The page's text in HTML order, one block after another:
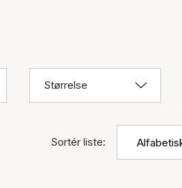
Størrelse
Sortér liste: